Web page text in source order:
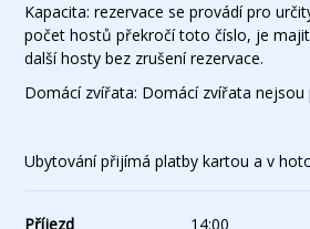
Kapacita: rezervace se provádí pro
počet hostů překročí toto číslo, je
další hosty bez zrušení rezervace.
Domácí zvířata: Domácí zvířata nejsou
Ubytování přijímá platby kartou a v
Příjezd 14:00